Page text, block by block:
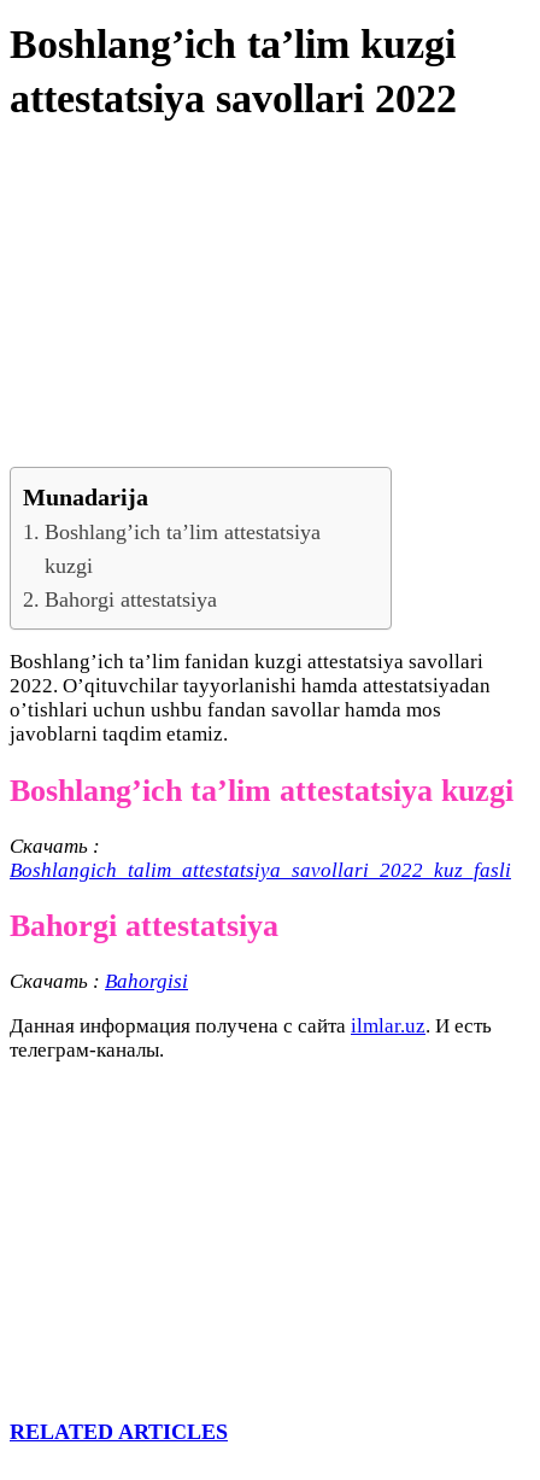
Boshlang’ich ta’lim kuzgi
attestatsiya savollari 2022
Munadarija
Boshlang’ich ta’lim attestatsiya
kuzgi
Bahorgi attestatsiya
Boshlang’ich ta’lim fanidan kuzgi attestatsiya savollari
2022. O’qituvchilar tayyorlanishi hamda attestatsiyadan
o’tishlari uchun ushbu fandan savollar hamda mos
javoblarni taqdim etamiz.
Boshlang’ich ta’lim attestatsiya kuzgi
Скачать :
Boshlangich_talim_attestatsiya_savollari_2022_kuz_fasli
Bahorgi attestatsiya
Скачать : Bahorgisi
Данная информация получена с сайта ilmlar.uz. И есть
телеграм-каналы.
RELATED ARTICLES